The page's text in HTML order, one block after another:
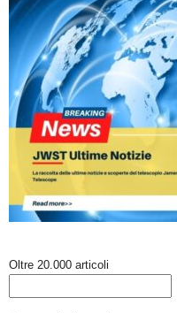
Oltre 20.000 articoli